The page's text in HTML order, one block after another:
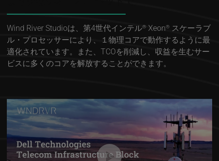
Wind River Studioは、第4世代インテル®Xeon®スケーラブ
ル・プロセッサーにより、１物理コアで動作するように最
適化されています。また、TCOを削減し、収益を生むサー
ビスに多くのコアを解放することができます。